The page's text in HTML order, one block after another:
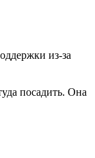
из-за
посадить. Она